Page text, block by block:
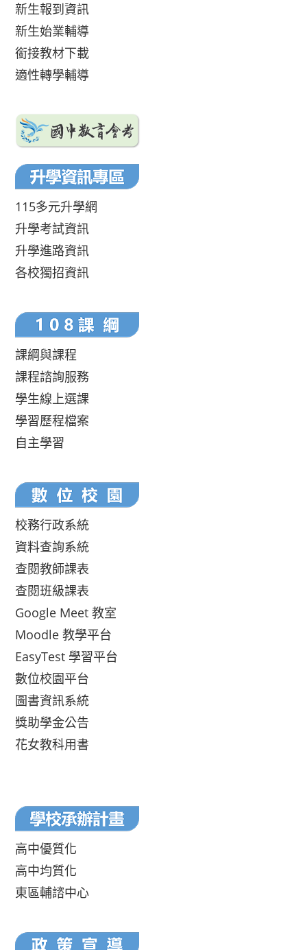
新生報到資訊
新生始業輔導
銜接教材下載
適性轉學輔導
115多元升學網
升學考試資訊
升學進路資訊
各校獨招資訊
課綱與課程
課程諮詢服務
學生線上選課
學習歷程檔案
自主學習
校務行政系統
資料查詢系統
查閱教師課表
查閱班級課表
Google Meet 教室
Moodle 教學平台
EasyTest 學習平台
數位校園平台
圖書資訊系統
獎助學金公告
花女教科用書
高中優質化
高中均質化
東區輔諮中心